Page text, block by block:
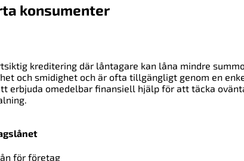
konsumenter
kreditering där låntagare kan låna mindre
och smidighet och är ofta tillgängligt genom en
erbjuda omedelbar finansiell hjälp för att täcka
för företag